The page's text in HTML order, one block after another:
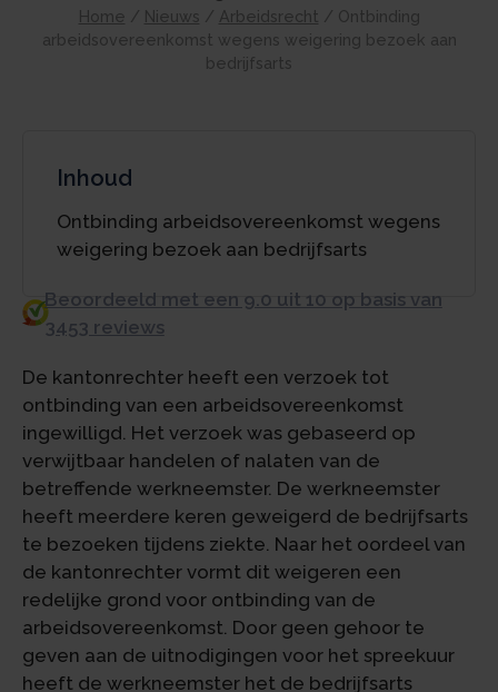
Home / Nieuws / Arbeidsrecht / Ontbinding
arbeidsovereenkomst wegens weigering bezoek aan
bedrijfsarts
Inhoud
Ontbinding arbeidsovereenkomst wegens
weigering bezoek aan bedrijfsarts
Beoordeeld met een 9.0 uit 10 op basis van
3453 reviews
De kantonrechter heeft een verzoek tot
ontbinding van een arbeidsovereenkomst
ingewilligd. Het verzoek was gebaseerd op
verwijtbaar handelen of nalaten van de
betreffende werkneemster. De werkneemster
heeft meerdere keren geweigerd de bedrijfsarts
te bezoeken tijdens ziekte. Naar het oordeel van
de kantonrechter vormt dit weigeren een
redelijke grond voor ontbinding van de
arbeidsovereenkomst. Door geen gehoor te
geven aan de uitnodigingen voor het spreekuur
heeft de werkneemster het de bedrijfsarts